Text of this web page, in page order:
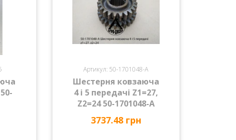
Артикул: 50-1701048-А
Шестерня ковзаюча
4 і 5 передачі Z1=27,
Z2=24 50-1701048-А
3737.48 грн